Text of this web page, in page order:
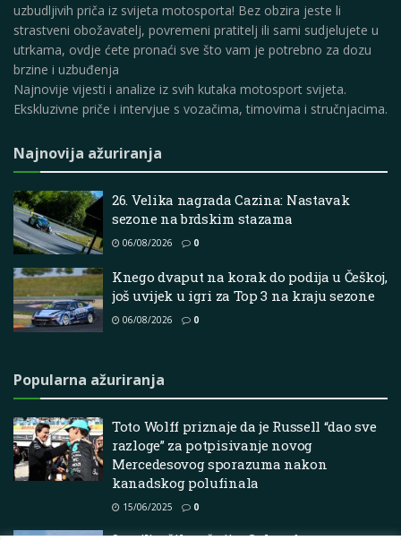
uzbudljivih priča iz svijeta motosporta! Bez obzira jeste li
strastveni obožavatelj, povremeni pratitelj ili sami sudjelujete u
utrkama, ovdje ćete pronaći sve što vam je potrebno za dozu
brzine i uzbuđenja
Najnovije vijesti i analize iz svih kutaka motosport svijeta.
Ekskluzivne priče i intervjue s vozačima, timovima i stručnjacima.
Najnovija ažuriranja
26. Velika nagrada Cazina: Nastavak
sezone na brdskim stazama
06/08/2026 0
Knego dvaput na korak do podija u Češkoj,
još uvijek u igri za Top 3 na kraju sezone
06/08/2026 0
Popularna ažuriranja
Toto Wolff priznaje da je Russell “dao sve
razloge” za potpisivanje novog
Mercedesovog sporazuma nakon
kanadskog polufinala
15/06/2025 0